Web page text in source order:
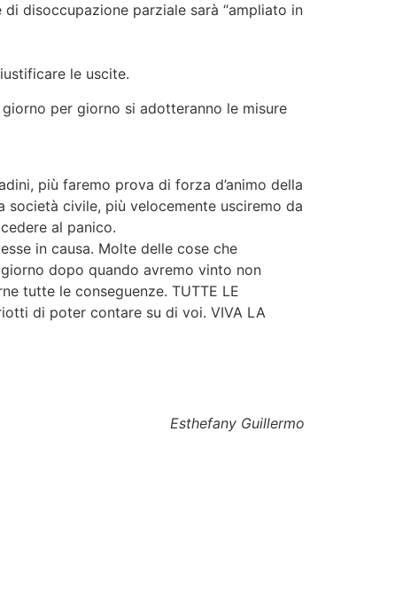
disoccupazione parziale sarà “ampliato in
le uscite.
per giorno si adotteranno le misure
più faremo prova di forza d’animo della
civile, più velocemente usciremo da
al panico.
in causa. Molte delle cose che
dopo quando avremo vinto non
tutte le conseguenze. TUTTE LE
di poter contare su di voi. VIVA LA
Esthefany Guillermo